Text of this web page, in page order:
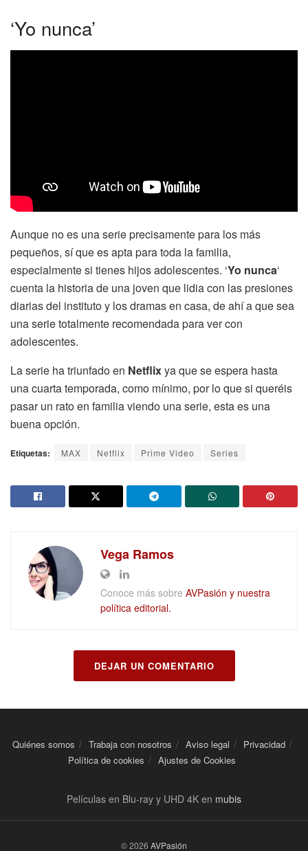
‘Yo nunca’
Aunque no es una serie precisamente para los más
pequeños, sí que es apta para toda la familia,
especialmente si tienes hijos adolescentes. ‘Yo nunca‘
cuenta la historia de una joven que lidia con las presiones
diarias del instituto y los dramas en casa, de ahí a que sea
una serie totalmente recomendada para ver con
adolescentes.
La serie ha triunfado en Netflixya que se espera hasta
una cuarta temporada, como mínimo, por lo que si queréis
pasar un rato en familia viendo una serie, esta es una
buena opción.
Etiquetas: MAX Netflix Prime Video Series
Vega Ramos
Conoce más sobre AVPasión y nuestra
política editorial.
DEJAR UN COMENTARIO
Quiénes somos Trabaja con nosotros Aviso legal
Privacidad
Política de cookies
Ajustes de Cookies
Películas en Blu-ray y UHD 4K en mubis
© 2026 AVPasión